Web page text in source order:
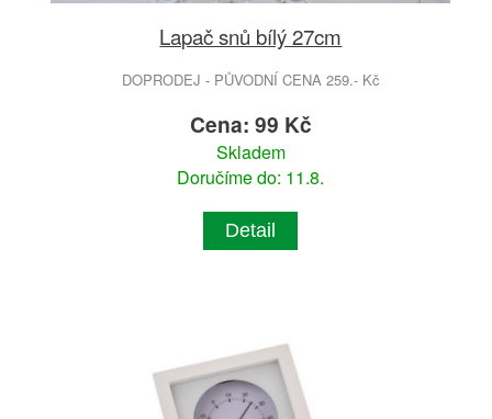
Lapač snů bílý 27cm
DOPRODEJ - PŮVODNÍ CENA 259.- Kč
Cena: 99 Kč
Skladem
Doručíme do: 11.8.
Detail